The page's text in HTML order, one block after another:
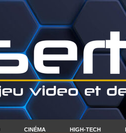
CINÉMA HIGH-TECH